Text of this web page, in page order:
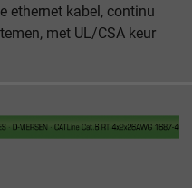
ethernet kabel, continu
met UL/CSA keur